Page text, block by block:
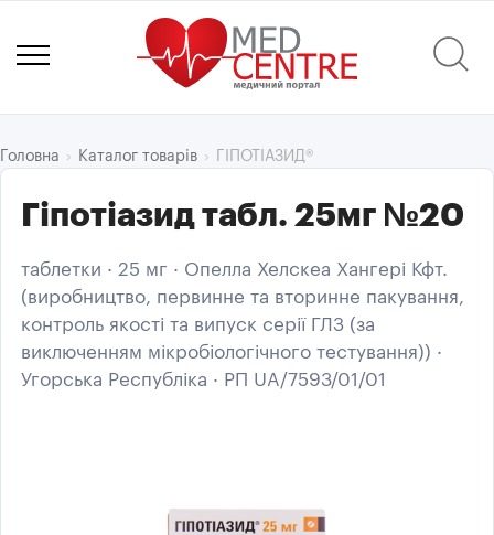
Головна Каталог товарів ГІПОТІАЗИД®
Гіпотіазид табл. 25мг №20
таблетки · 25 мг · Опелла Хелскеа Хангері Кфт.
(виробництво, первинне та вторинне пакування,
контроль якості та випуск серії ГЛЗ (за
виключенням мікробіологічного тестування)) ·
Угорська Республіка · РП UA/7593/01/01